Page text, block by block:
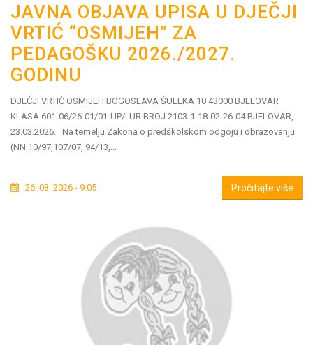
JAVNA OBJAVA UPISA U DJEČJI
VRTIĆ “OSMIJEH” ZA
PEDAGOŠKU 2026./2027.
GODINU
DJEČJI VRTIĆ OSMIJEH BOGOSLAVA ŠULEKA 10 43000 BJELOVAR
KLASA:601-06/26-01/01-UP/I UR.BROJ:2103-1-18-02-26-04 BJELOVAR,
23.03.2026. Na temelju Zakona o predškolskom odgoju i obrazovanju
(NN 10/97,107/07, 94/13,...
26. 03. 2026 - 9:05 Pročitajte više